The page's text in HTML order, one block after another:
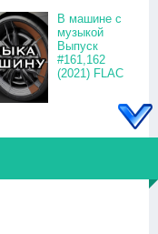
В машине с
музыкой
Выпуск
#161,162
(2021) FLAC